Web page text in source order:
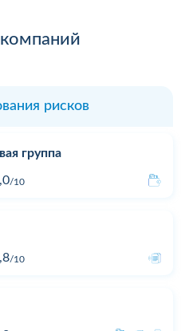
рисков
группа
10
10